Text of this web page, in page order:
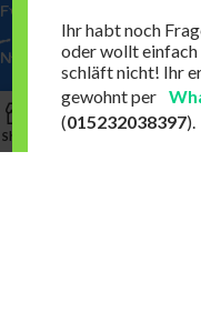
FOOTER MENU
NEWS
ÜBER UNS
HERSTELLER
Ihr habt noch
oder wollt einfach
schläft nicht! Ihr
gewohnt per
(015232038397).
Shop Wishlist
0